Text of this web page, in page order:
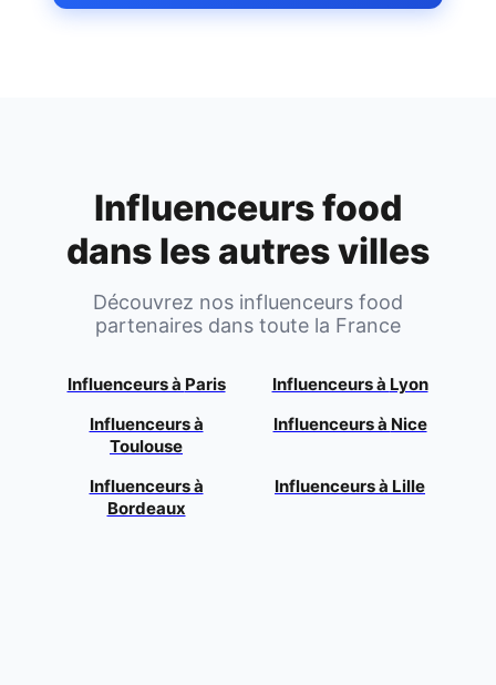
Influenceurs food
dans les autres villes
Découvrez nos influenceurs food
partenaires dans toute la France
Influenceurs à Paris Influenceurs à Lyon
Influenceurs à
Toulouse
Influenceurs à Nice
Influenceurs à
Bordeaux
Influenceurs à Lille